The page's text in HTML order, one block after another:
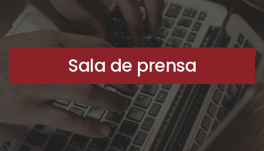
Sala de prensa